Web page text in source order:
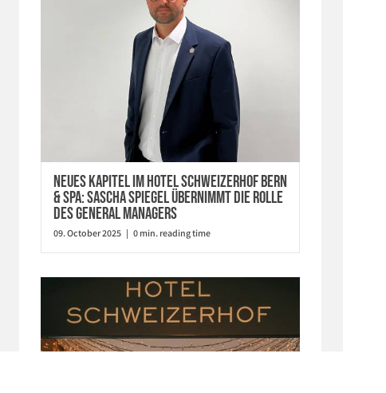
Neues Kapitel im Hotel Schweizerhof Bern
& Spa: Sascha Spiegel übernimmt die Rolle
des General Managers
09. October 2025 | 0 min. reading time